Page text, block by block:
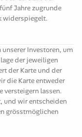
Jahre zugrunde
widerspiegelt.
Investoren, um
der jeweiligen
der Karte und der
die Karte entweder
versteigern lassen.
und wir entscheiden
grösstmöglichen